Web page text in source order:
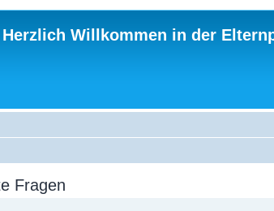
Herzlich Willkommen in der
Fragen